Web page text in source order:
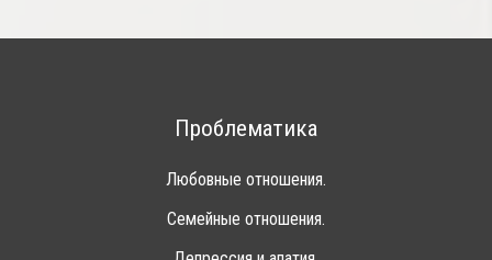
Проблематика
Любовные отношения.
Семейные отношения.